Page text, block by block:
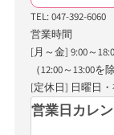
TEL: 047-392-6060
営業時間
[月～金] 9:00～
（12:00～13:00を
[定休日] 日曜日
営業日カレ